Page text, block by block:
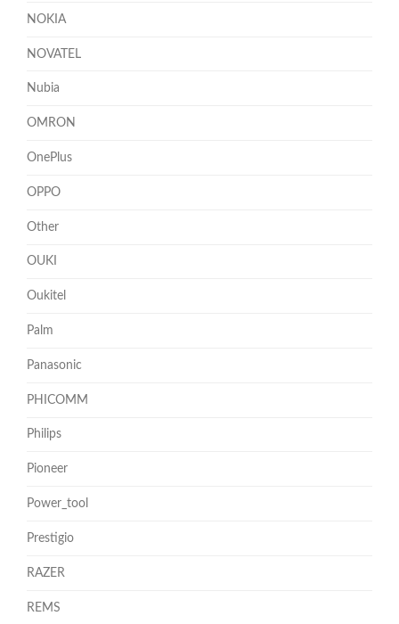
NOKIA
NOVATEL
Nubia
OMRON
OnePlus
OPPO
Other
OUKI
Oukitel
Palm
Panasonic
PHICOMM
Philips
Pioneer
Power_tool
Prestigio
RAZER
REMS